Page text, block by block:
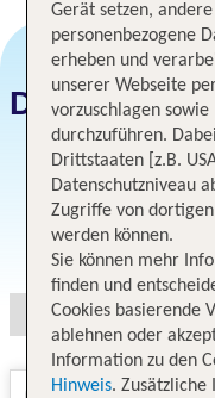
Datum und
Gerät setzen,
personenbezogene
erheben und
unserer Webseite
vorzuschlagen
durchzuführen.
Drittstaaten [z.B.
Datenschutzniveau
Zugriffe von
werden können.
Sie können mehr
finden und
Cookies basierende
ablehnen oder
Information zu den
Hinweis. Zusätzliche